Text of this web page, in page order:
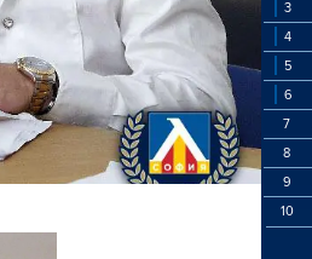
3
4
5
6
7
8
9
10